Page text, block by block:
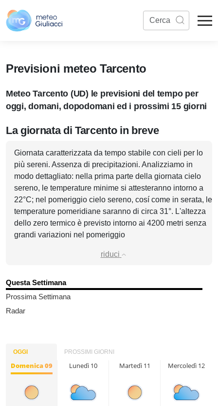
Previsioni meteo Tarcento
Meteo Tarcento (UD) le previsioni del tempo per
oggi, domani, dopodomani ed i prossimi 15 giorni
La giornata di Tarcento in breve
Giornata caratterizzata da tempo stabile con cieli per lo
più sereni. Assenza di precipitazioni. Analizziamo in
modo dettagliato: nella prima parte della giornata cielo
sereno, le temperature minime si attesteranno intorno a
22°C; nel pomeriggio cielo sereno, cosí come in serata, le
temperature pomeridiane saranno di circa 31°. L'altezza
dello zero termico è previsto intorno ai 4200 metri senza
grandi variazioni nel pomeriggio
riduci
Questa Settimana
Prossima Settimana
Radar
OGGI PROSSIMI GIORNI
Domenica 09 Lunedì 10 Martedì 11 Mercoledì 12